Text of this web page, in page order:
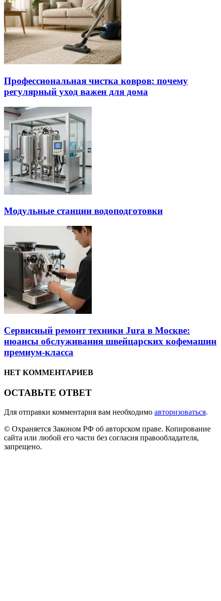
Профессиональная чистка ковров: почему
регулярный уход важен для дома
Модульные станции водоподготовки
Сервисный ремонт техники Jura в Москве:
нюансы обслуживания швейцарских кофемашин
премиум-класса
НЕТ КОММЕНТАРИЕВ
ОСТАВЬТЕ ОТВЕТ
Для отправки комментария вам необходимо авторизоваться.
© Охраняется Законом РФ об авторском праве. Копирование
сайта или любой его части без согласия правообладателя,
запрещено.